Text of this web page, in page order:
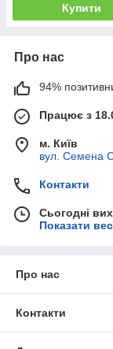
Купити
Про нас
94%
Працює з
м. Київ
вул. Семена
Контакти
Сьогодні
Показати
Про нас
Контакти